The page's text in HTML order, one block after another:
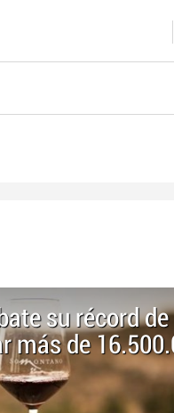
su récord
más de